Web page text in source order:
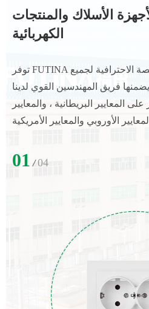
الأسلاك والمنتجات
الكهربائية
توفر FUTINA الخدمة القياسية المخصصة الاحترافية لجميع
فريق المهندسين القوي لدينا
المعايير البريطانية ، والمعايير
01 / 04